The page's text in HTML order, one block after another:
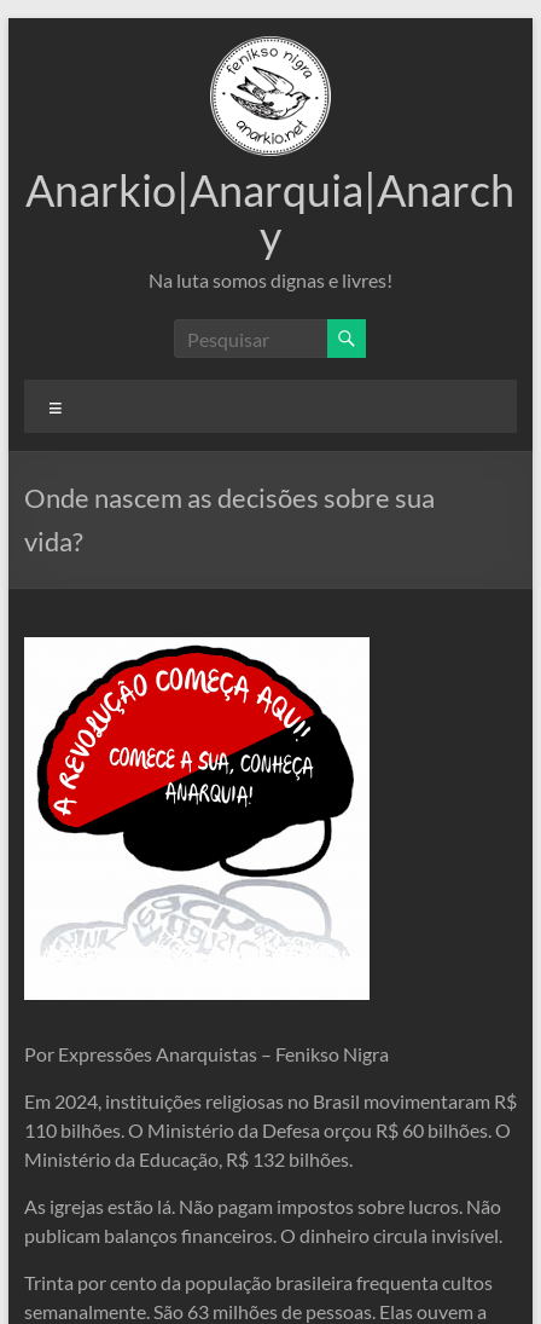
Anarkio|Anarquia|Anarch
y
Na luta somos dignas e livres!
Onde nascem as decisões sobre sua
vida?
Por Expressões Anarquistas – Fenikso Nigra
Em 2024, instituições religiosas no Brasil movimentaram R$
110 bilhões. O Ministério da Defesa orçou R$ 60 bilhões. O
Ministério da Educação, R$ 132 bilhões.
As igrejas estão lá. Não pagam impostos sobre lucros. Não
publicam balanços financeiros. O dinheiro circula invisível.
Trinta por cento da população brasileira frequenta cultos
semanalmente. São 63 milhões de pessoas. Elas ouvem a